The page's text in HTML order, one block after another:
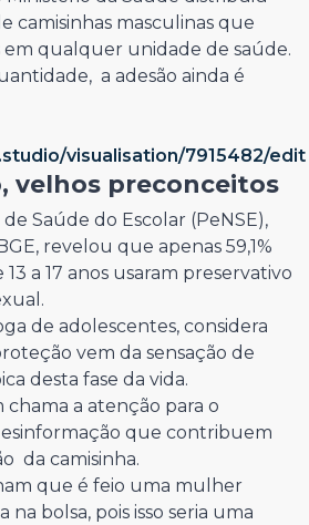
camisinhas masculinas que
em qualquer unidade de saúde.
a adesão ainda é
visualisation/7915482/edit
velhos preconceitos
Saúde do Escolar (PeNSE),
revelou que apenas 59,1%
a 17 anos usaram preservativo
de adolescentes, considera
vem da sensação de
desta fase da vida.
a atenção para o
que contribuem
da camisinha.
que é feio uma mulher
na bolsa, pois isso seria uma